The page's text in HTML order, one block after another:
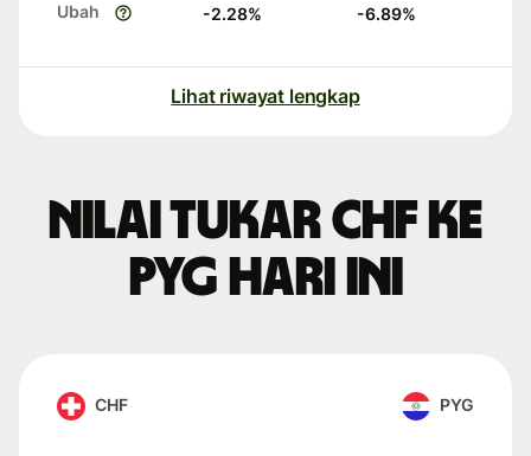
Ubah -2.28% -6.89%
Lihat riwayat lengkap
Nilai tukar CHF ke
PYG hari ini
CHF PYG